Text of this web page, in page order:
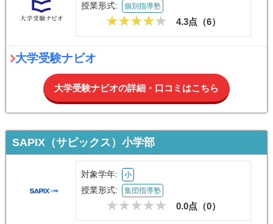
授業形式: 個別指導塾
4.3点（6）
大学受験ナビオ
大学受験ナビオの詳細・口コミはこちら
SAPIX（サピックス）小学部
対象学年: 小
授業形式: 集団指導塾
0.0点（0）